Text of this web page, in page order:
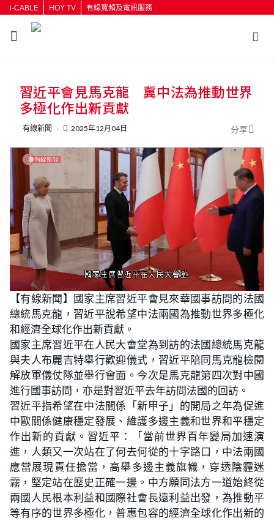
i-CABLE HOY TV 有線寬頻及電訊服務
按輸入鍵開始搜尋
習近平會見馬克龍 冀中法為推動世界
多極化作出新貢獻
有線新聞 2025年12月04日 分享
n
m
t
e
o
a
d
e
d
:
2
4
.
1
9
%
【有線新聞】國家主席習近平會見來華國事訪問的法國
總統馬克龍，習近平說希望中法兩國為推動世界多極化
和經濟全球化作出新貢獻。
國家主席習近平在人民大會堂為到訪的法國總統馬克龍
與夫人布麗吉特舉行歡迎儀式，習近平陪同馬克龍檢閱
解放軍儀仗隊並舉行會面。今次是馬克龍第四次對中國
進行國事訪問，亦是對習近平去年訪問法國的回訪。
習近平指希望在中法關係「新甲子」的開局之年為促進
中歐關係健康穩定發展、維護多邊主義和世界和平穩定
作出新的貢獻。習近平：「當前世界百年變局加速演
進，人類又一次站在了何去何從的十字路口，中法兩國
應當展現責任擔當，高舉多邊主義旗幟，穿透陰霾迷
霧，堅定站在歷史正確一邊。中方願同法方一道始終從
兩國人民根本利益和國際社會長遠利益出發，為推動平
等有序的世界多極化，普惠包容的經濟全球化作出新的